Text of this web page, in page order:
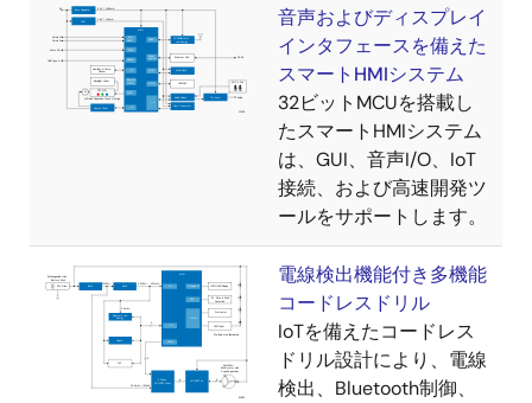
音声およびディスプレイ
インタフェースを備えた
スマートHMIシステム
32ビットMCUを搭載し
たスマートHMIシステム
は、GUI、音声I/O、IoT
接続、および高速開発ツ
ールをサポートします。
電線検出機能付き多機能
コードレスドリル
IoTを備えたコードレス
ドリル設計により、電線
検出、Bluetooth制御、